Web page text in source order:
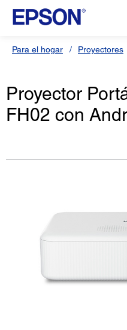
Para el hogar Proyectores
Proyector
FH02 con